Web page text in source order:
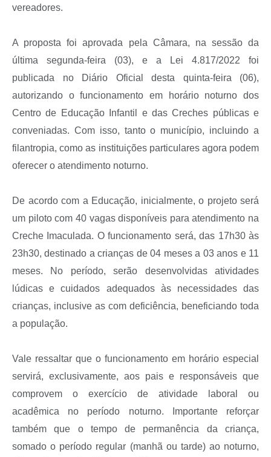
vereadores.
A proposta foi aprovada pela Câmara, na sessão da
última segunda-feira (03), e a Lei 4.817/2022 foi
publicada no Diário Oficial desta quinta-feira (06),
autorizando o funcionamento em horário noturno dos
Centro de Educação Infantil e das Creches públicas e
conveniadas. Com isso, tanto o município, incluindo a
filantropia, como as instituições particulares agora podem
oferecer o atendimento noturno.
De acordo com a Educação, inicialmente, o projeto será
um piloto com 40 vagas disponíveis para atendimento na
Creche Imaculada. O funcionamento será, das 17h30 às
23h30, destinado a crianças de 04 meses a 03 anos e 11
meses. No período, serão desenvolvidas atividades
lúdicas e cuidados adequados às necessidades das
crianças, inclusive as com deficiência, beneficiando toda
a população.
Vale ressaltar que o funcionamento em horário especial
servirá, exclusivamente, aos pais e responsáveis que
comprovem o exercício de atividade laboral ou
acadêmica no período noturno. Importante reforçar
também que o tempo de permanência da criança,
somado o período regular (manhã ou tarde) ao noturno,